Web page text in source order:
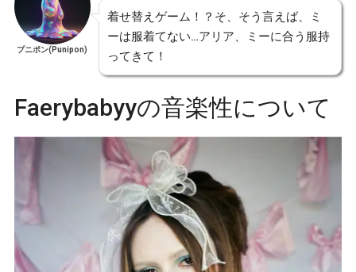
プニポン(Punipon)
着せ替えゲーム！？そ、そう言えば、ミ
ーは服着てない…アリア、ミーに合う服持
ってきて！
Faerybabyyの音楽性について